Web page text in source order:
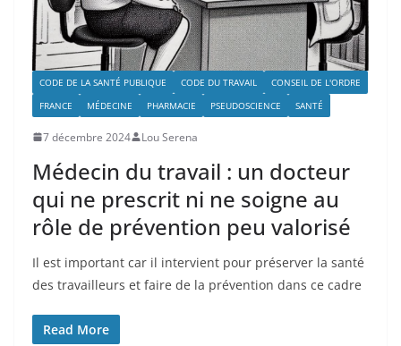
CODE DE LA SANTÉ PUBLIQUE CODE DU TRAVAIL
CONSEIL DE L'ORDRE
FRANCE
MÉDECINE PHARMACIE PSEUDOSCIENCE SANTÉ
7 décembre 2024 Lou Serena
Médecin du travail : un docteur
qui ne prescrit ni ne soigne au
rôle de prévention peu valorisé
Il est important car il intervient pour préserver la santé
des travailleurs et faire de la prévention dans ce cadre
Read More